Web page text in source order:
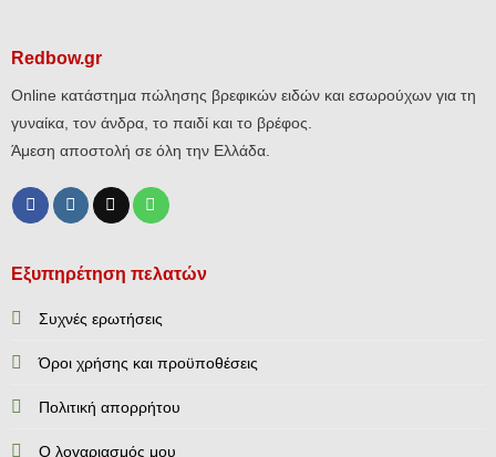
Redbow.gr
Online κατάστημα πώλησης βρεφικών ειδών και εσωρούχων για τη
γυναίκα, τον άνδρα, το παιδί και το βρέφος.
Άμεση αποστολή σε όλη την Ελλάδα.
Εξυπηρέτηση πελατών
Συχνές ερωτήσεις
Όροι χρήσης και προϋποθέσεις
Πολιτική απορρήτου
Ο λογαριασμός μου